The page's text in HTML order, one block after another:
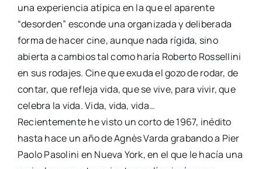
una experiencia atípica en la que el aparente
“desorden” esconde una organizada y deliberada
forma de hacer cine, aunque nada rígida, sino
abierta a cambios tal como haría Roberto Rossellini
en sus rodajes. Cine que exuda el gozo de rodar, de
contar, que refleja vida, que se vive, para vivir, que
celebra la vida. Vida, vida, vida…
Recientemente he visto un corto de 1967, inédito
hasta hace un año de Agnès Varda grabando a Pier
Paolo Pasolini en Nueva York, en el que le hacía una